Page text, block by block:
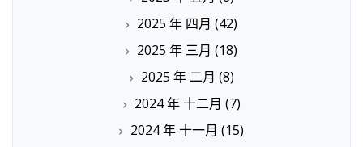
2025 年 四月 (42)
2025 年 三月 (18)
2025 年 二月 (8)
2024 年 十二月 (7)
2024 年 十一月 (15)